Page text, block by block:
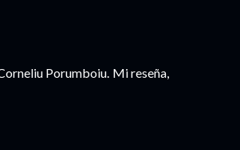
Porumboiu. Mi reseña,